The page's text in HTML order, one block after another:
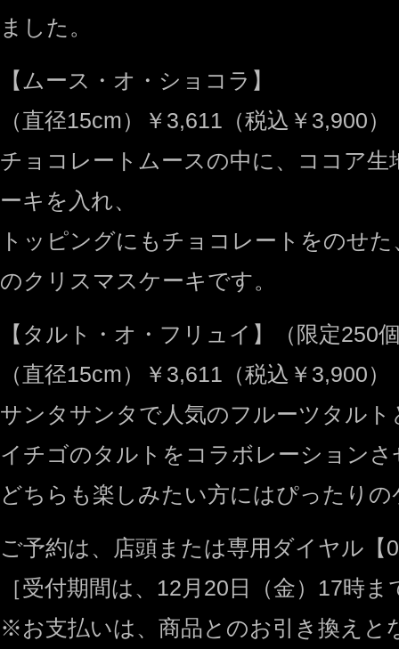
ました。
【ムース・オ・ショコラ】
（直径15cm）￥3,611（税込￥3,900）
チョコレートムースの中に、ココア生
ーキを入れ、
トッピングにもチョコレートをのせ
のクリスマスケーキです。
【タルト・オ・フリュイ】（限定250
（直径15cm）￥3,611（税込￥3,900）
サンタサンタで人気のフルーツタルト
イチゴのタルトをコラボレーション
どちらも楽しみたい方にはぴったり
ご予約は、店頭または専用ダイヤル
［受付期間は、12月20日（金）17時ま
※お支払いは、商品とのお引き換えと